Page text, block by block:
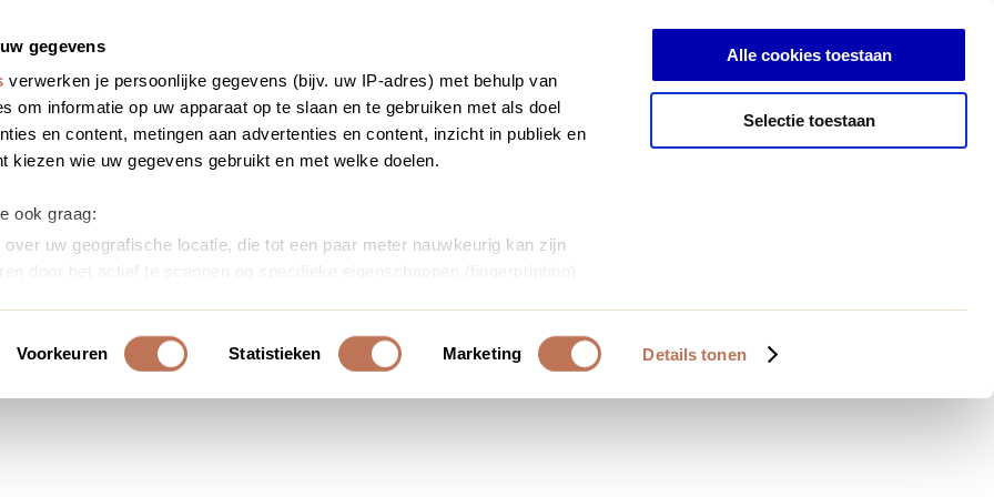
gegevens
verwerken je persoonlijke gegevens (bijv. uw IP-adres) met behulp van
om informatie op uw apparaat op te slaan en te gebruiken met als doel
en content, metingen aan advertenties en content, inzicht in publiek en
kiezen wie uw gegevens gebruikt en met welke doelen.
ook graag:
uw geografische locatie, die tot een paar meter nauwkeurig kan zijn
door het actief te scannen op specifieke eigenschappen (fingerprinting)
Voorkeuren Statistieken Marketing Details tonen
Alle cookies toestaan
Selectie toestaan
Anmelden